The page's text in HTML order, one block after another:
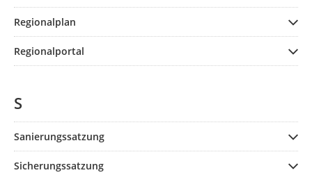
Regionalplan
Regionalportal
S
Sanierungssatzung
Sicherungssatzung